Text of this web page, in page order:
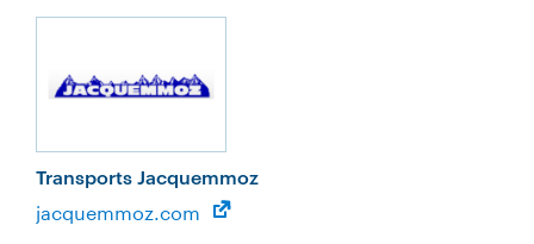
Transports Jacquemmoz
jacquemmoz.com